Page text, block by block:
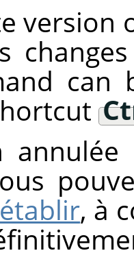
version
can
, à